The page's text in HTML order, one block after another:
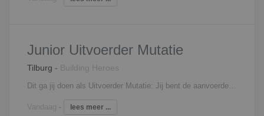
Junior Uitvoerder Mutatie
Tilburg - Building Heroes
Vandaag - lees meer ...